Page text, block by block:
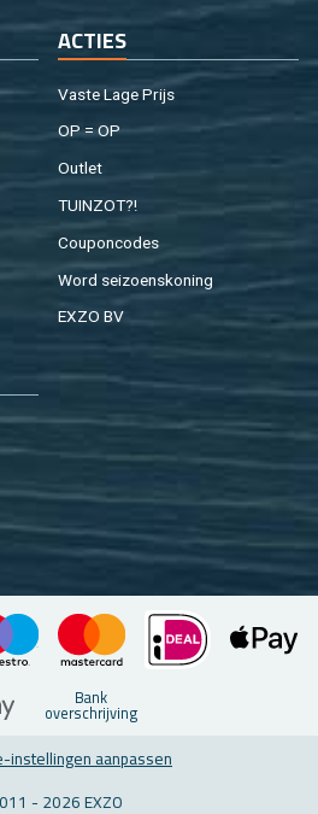
AC­TIES
Vaste Lage Prijs
OP = OP
Out­let
TUIN­ZOT?!
Cou­pon­co­des
Word sei­zoens­ko­ning
EXZO BV
Bank
over­schrij­ving
in­stel­lin­gen aan­pas­sen
- 2026 EXZO